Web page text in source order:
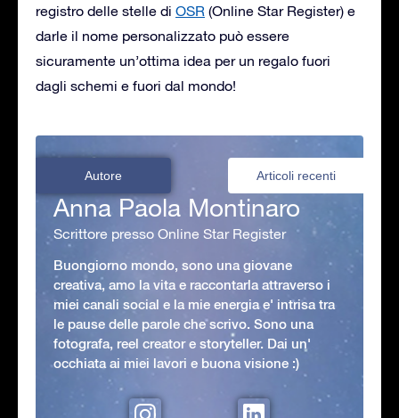
registro delle stelle di OSR (Online Star Register) e
darle il nome personalizzato può essere
sicuramente un’ottima idea per un regalo fuori
dagli schemi e fuori dal mondo!
Autore Articoli recenti
Anna Paola Montinaro
Scrittore presso Online Star Register
Buongiorno mondo, sono una giovane
creativa, amo la vita e raccontarla attraverso i
miei canali social e la mie energia e' intrisa tra
le pause delle parole che scrivo. Sono una
fotografa, reel creator e storyteller. Dai un'
occhiata ai miei lavori e buona visione :)